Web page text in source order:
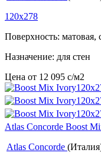
120x278
Поверхность: матовая,
Назначение: для стен
Цена от 12 095 c/м2
Atlas Concorde Boost
Atlas Concorde